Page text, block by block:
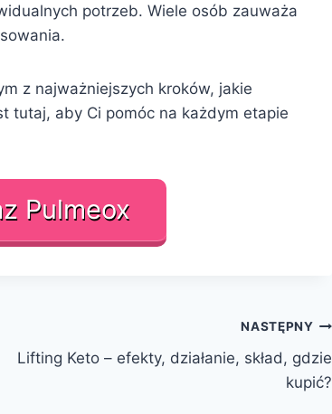
potrzeb. Wiele osób zauważa
z najważniejszych kroków, jakie
tutaj, aby Ci pomóc na każdym etapie
Pulmeox
NASTĘPNY
Lifting Keto – efekty, działanie, skład, gdzie
kupić?